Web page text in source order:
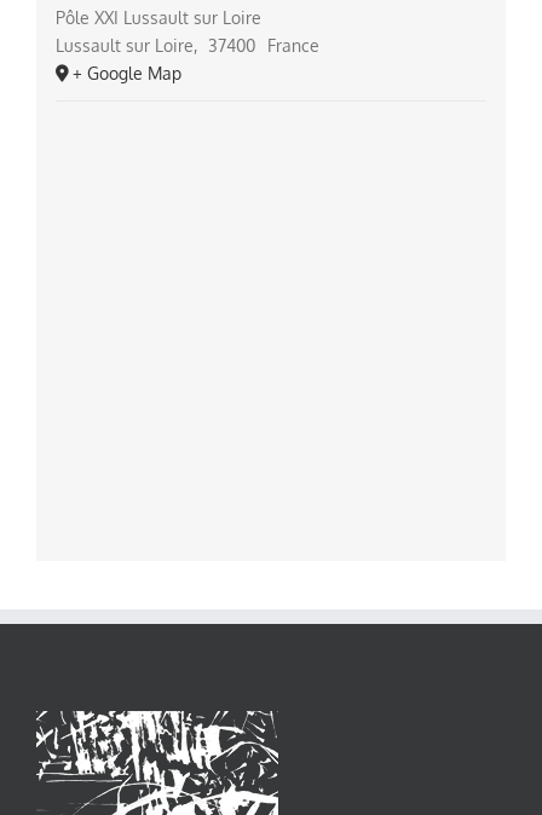
Pôle XXI Lussault sur Loire
Lussault sur Loire, 37400
France
+ Google Map